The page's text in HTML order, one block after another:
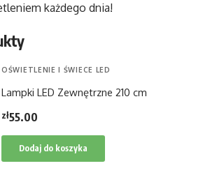
każdego dnia!
OŚWIETLENIE I ŚWIECE LED
Lampki LED Zewnętrzne 210 cm
zł55.00
Dodaj do koszyka